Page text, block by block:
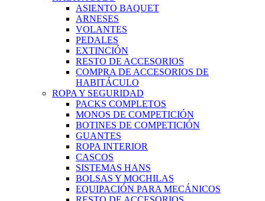
ASIENTO BAQUET
ARNESES
VOLANTES
PEDALES
EXTINCIÓN
RESTO DE ACCESORIOS
COMPRA DE ACCESORIOS DE
HABITÁCULO
ROPA Y SEGURIDAD
PACKS COMPLETOS
MONOS DE COMPETICIÓN
BOTINES DE COMPETICIÓN
GUANTES
ROPA INTERIOR
CASCOS
SISTEMAS HANS
BOLSAS Y MOCHILAS
EQUIPACIÓN PARA MECÁNICOS